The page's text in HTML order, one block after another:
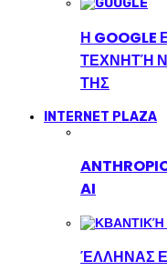
Η
ΤΕΧΝΗΤΉ
ΤΗΣ
INTERNET PLAZA
AI
ΈΛΛΗΝΑΣ